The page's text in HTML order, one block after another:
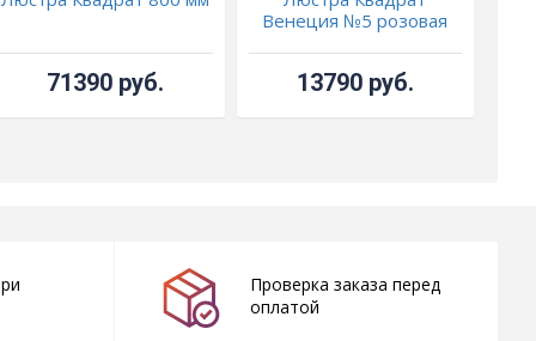
71390 руб.
Венеция №5 розовая
13790 руб.
Проверка заказа перед
оплатой